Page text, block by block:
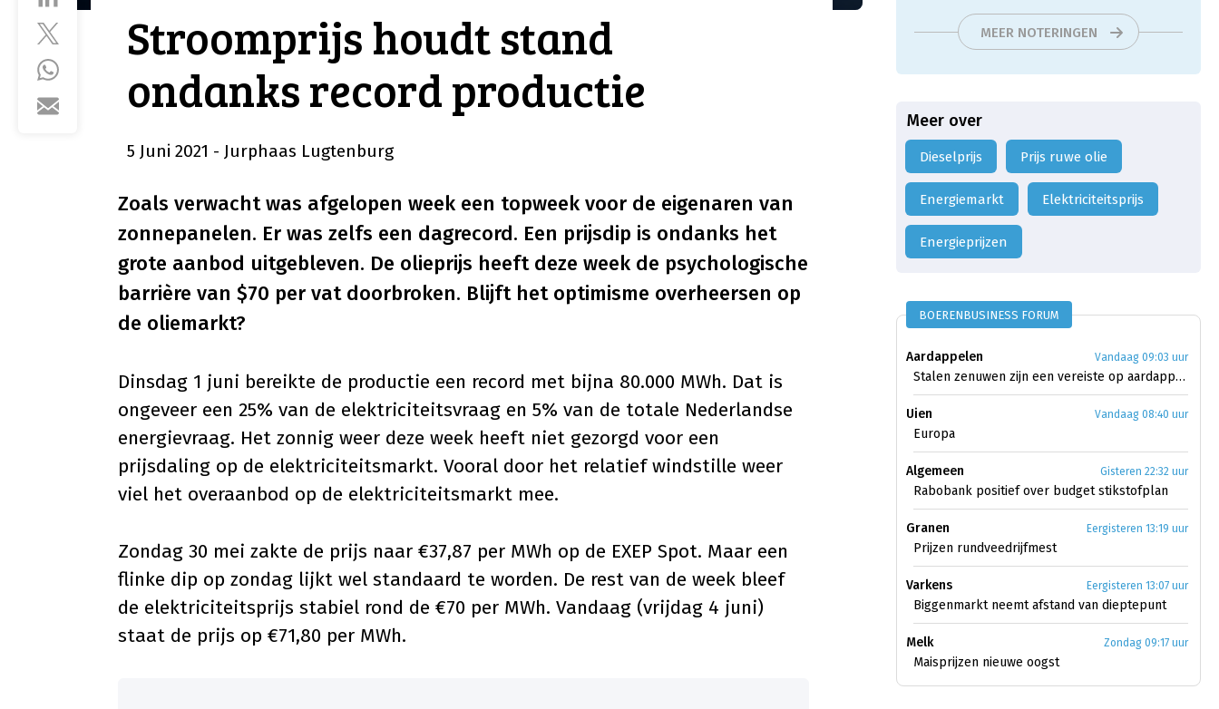
Stroomprijs houdt stand
ondanks record productie
5 Juni 2021 - Jurphaas Lugtenburg
Zoals verwacht was afgelopen week een topweek voor de eigenaren van
zonnepanelen. Er was zelfs een dagrecord. Een prijsdip is ondanks het
grote aanbod uitgebleven. De olieprijs heeft deze week de psychologische
barrière van $70 per vat doorbroken. Blijft het optimisme overheersen op
de oliemarkt?
Dinsdag 1 juni bereikte de productie een record met bijna 80.000 MWh. Dat is
ongeveer een 25% van de elektriciteitsvraag en 5% van de totale Nederlandse
energievraag. Het zonnig weer deze week heeft niet gezorgd voor een
prijsdaling op de elektriciteitsmarkt. Vooral door het relatief windstille weer
viel het overaanbod op de elektriciteitsmarkt mee.
Zondag 30 mei zakte de prijs naar €37,87 per MWh op de EXEP Spot. Maar een
flinke dip op zondag lijkt wel standaard te worden. De rest van de week bleef
de elektriciteitsprijs stabiel rond de €70 per MWh. Vandaag (vrijdag 4 juni)
staat de prijs op €71,80 per MWh.
MEER NOTERINGEN
Meer over
dieselprijs Prijs ruwe olie
energiemarkt elektriciteitsprijs
Energieprijzen
BOERENBUSINESS FORUM
Aardappelen Vandaag 09:03 uur
Stalen zenuwen zijn een vereiste op aardappelmarkt
Uien Vandaag 08:40 uur
Europa
Algemeen Gisteren 22:32 uur
Rabobank positief over budget stikstofplan
Granen Eergisteren 13:19 uur
Prijzen rundveedrijfmest
Varkens Eergisteren 13:07 uur
Biggenmarkt neemt afstand van dieptepunt
Melk Zondag 09:17 uur
Maisprijzen nieuwe oogst